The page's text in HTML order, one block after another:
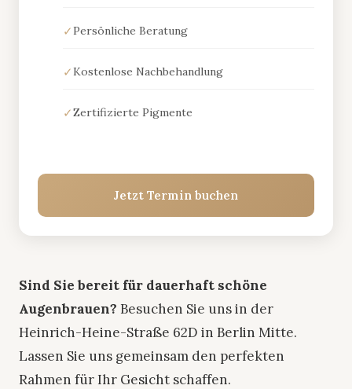
✓Persönliche Beratung
✓Kostenlose Nachbehandlung
✓Zertifizierte Pigmente
Jetzt Termin buchen
Sind Sie bereit für dauerhaft schöne
Augenbrauen? Besuchen Sie uns in der
Heinrich-Heine-Straße 62D in Berlin Mitte.
Lassen Sie uns gemeinsam den perfekten
Rahmen für Ihr Gesicht schaffen.